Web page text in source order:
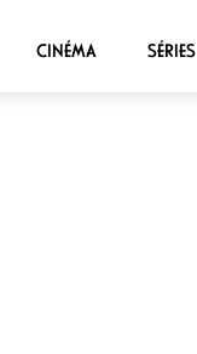
CINÉMA SÉRIES